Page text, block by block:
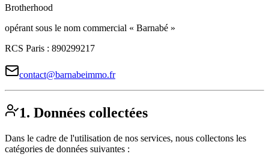
Brotherhood
opérant sous le nom commercial « Barnabé »
RCS Paris : 890299217
contact@barnabeimmo.fr
1. Données collectées
Dans le cadre de l'utilisation de nos services, nous collectons les
catégories de données suivantes :